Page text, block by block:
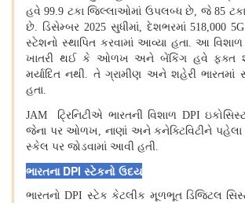
હવે99.9 ટકા જિલ્લાઓમાં ઉપલબ્ધ છે, જે85
છે. ડિસેમ્બર 2025 સુધીમાં, દેશભરમાં 518,000
સ્ટેશનો સ્થાપિત કરવામાં આવ્યા હતા. આ વિશાળ
ખાતરી થઈ કે ઓળખ અને બેંકિંગ હવે ફક્ત
મર્યાદિત નથી. તે ગ્રામીણ અને શહેરી ભારતમાં
હતા.
JAM ટ્રિનિટીએ ભારતની વિશાળ DPI
જેના પર ઓળખ,નાણાં અને કનેક્ટિવિટીને
સ્કેલ પર જોડવામાં આવી હતી.
ભારતના DPI સ્ટેકનો ઉદય
ભારતનો DPI સ્ટેક કેટલીક મૂળભૂત ડિજિટલ